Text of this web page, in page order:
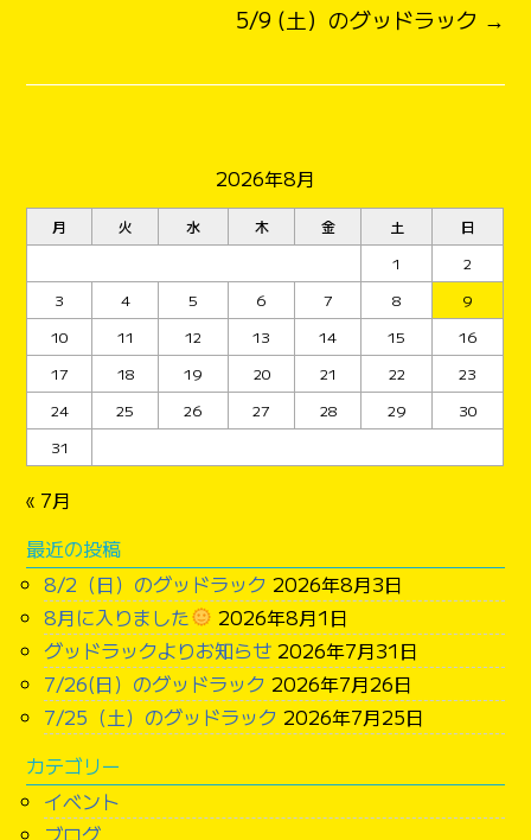
5/9 (土）のグッドラック →
2026年8月
月 火 水 木 金 土
日
1
2
3
4 5 6 7 8
9
10
11 12 13 14 15
16
17
18 19 20 21 22
23
24
25 26 27 28 29
30
31
« 7月
最近の投稿
8/2（日）のグッドラック 2026年8月3日
8月に入りました
2026年8月1日
グッドラックよりお知らせ 2026年7月31日
7/26(日）のグッドラック 2026年7月26日
7/25（土）のグッドラック 2026年7月25日
カテゴリー
イベント
ブログ